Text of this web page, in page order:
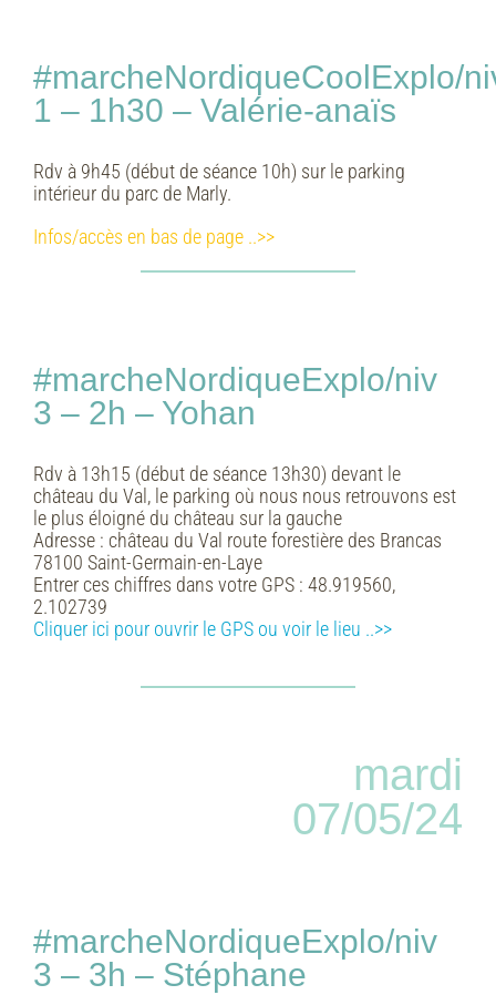
#marcheNordiqueCoolExplo/
1 – 1h30 – Valérie-anaïs
Rdv à 9h45 (début de séance 10h) sur le parking
intérieur du parc de Marly.
Infos/accès en bas de page ..>>
#marcheNordiqueExplo/niv
3 – 2h – Yohan
Rdv à 13h15 (début de séance 13h30) devant le
château du Val, le parking où nous nous retrouvons est
le plus éloigné du château sur la gauche
Adresse : château du Val route forestière des Brancas
78100 Saint-Germain-en-Laye
Entrer ces chiffres dans votre GPS : 48.919560,
2.102739
Cliquer ici pour ouvrir le GPS ou voir le lieu ..>>
mardi
07/05/24
#marcheNordiqueExplo/niv
3 – 3h – Stéphane